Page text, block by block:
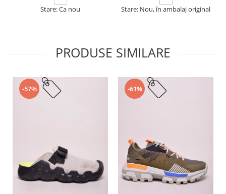
Stare: Ca nou
Stare: Nou, în ambalaj original
PRODUSE SIMILARE
-57% -61%